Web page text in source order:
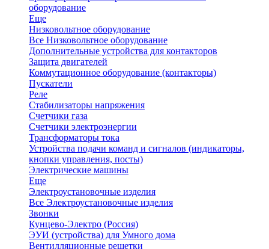
оборудование
Еще
Низковольтное оборудование
Все Низковольтное оборудование
Дополнительные устройства для контакторов
Защита двигателей
Коммутационное оборудование (контакторы)
Пускатели
Реле
Стабилизаторы напряжения
Счетчики газа
Счетчики электроэнергии
Трансформаторы тока
Устройства подачи команд и сигналов (индикаторы,
кнопки управления, посты)
Электрические машины
Еще
Электроустановочные изделия
Все Электроустановочные изделия
Звонки
Кунцево-Электро (Россия)
ЭУИ (устройства) для Умного дома
Вентилляционные решетки